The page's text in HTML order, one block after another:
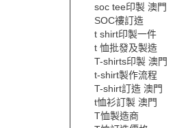
soc tee印製 澳門
SOC褸訂造
t shirt印製一件
t 恤批發及製造
T-shirts印製 澳門
t-shirt製作流程
T-shirt訂造 澳門
t恤衫訂製 澳門
T恤製造商